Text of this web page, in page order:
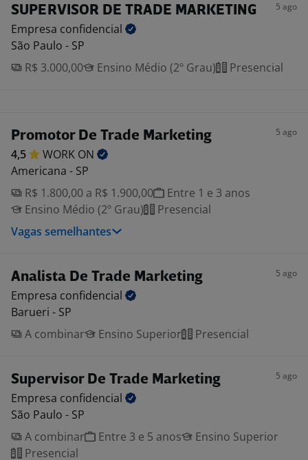
SUPERVISOR DE TRADE MARKETING 5 ago
Empresa confidencial
São Paulo - SP
R$ 3.000,00
Ensino Médio (2º Grau) Presencial
Promotor De Trade Marketing 5 ago
4,5 WORK ON
Americana - SP
R$ 1.800,00 a R$ 1.900,00
Entre 1 e 3 anos
Ensino Médio (2º Grau)
Presencial
Vagas semelhantes
Analista De Trade Marketing 5 ago
Empresa confidencial
Barueri - SP
A combinar
Ensino Superior Presencial
Supervisor De Trade Marketing 5 ago
Empresa confidencial
São Paulo - SP
A combinar
Entre 3 e 5 anos
Ensino Superior
Presencial